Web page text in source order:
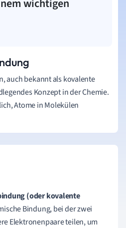
wichtigen
auch bekannt als kovalente
Konzept in der Chemie.
Atome in Molekülen
(oder kovalente
Bindung, bei der zwei
Elektronenpaare teilen, um